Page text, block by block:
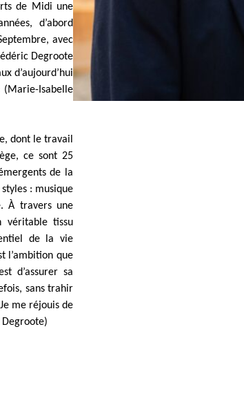
de Midi une
d’abord
avec
Degroote
d’aujourd’hui
Isabelle
dont le travail
ce sont 25
de la
: musique
À travers une
véritable tissu
de la vie
l’ambition que
d’assurer sa
sans trahir
me réjouis de